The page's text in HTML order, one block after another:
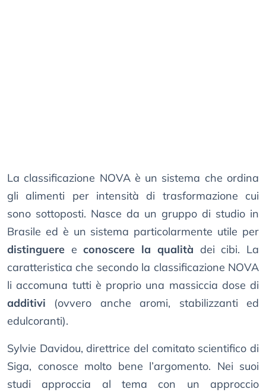
La classificazione NOVA è un sistema che ordina
gli alimenti per intensità di trasformazione cui
sono sottoposti. Nasce da un gruppo di studio in
Brasile ed è un sistema particolarmente utile per
distinguere econoscere la qualità dei cibi. La
caratteristica che secondo la classificazione NOVA
li accomuna tutti è proprio una massiccia dose di
additivi (ovvero anche aromi, stabilizzanti ed
edulcoranti).
Sylvie Davidou, direttrice del comitato scientifico di
Siga, conosce molto bene l’argomento. Nei suoi
studi approccia al tema con un approccio